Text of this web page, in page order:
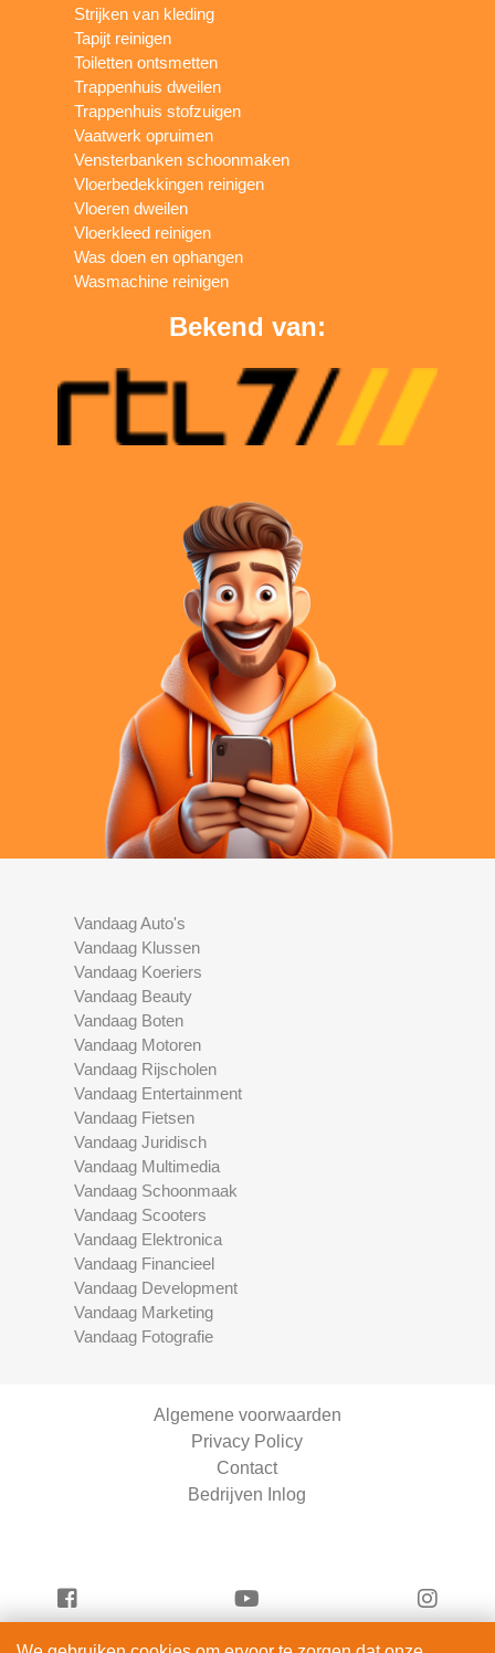
Strijken van kleding
Tapijt reinigen
Toiletten ontsmetten
Trappenhuis dweilen
Trappenhuis stofzuigen
Vaatwerk opruimen
Vensterbanken schoonmaken
Vloerbedekkingen reinigen
Vloeren dweilen
Vloerkleed reinigen
Was doen en ophangen
Wasmachine reinigen
Bekend van:
Vandaag Auto's
Vandaag Klussen
Vandaag Koeriers
Vandaag Beauty
Vandaag Boten
Vandaag Motoren
Vandaag Rijscholen
Vandaag Entertainment
Vandaag Fietsen
Vandaag Juridisch
Vandaag Multimedia
Vandaag Schoonmaak
Vandaag Scooters
Vandaag Elektronica
Vandaag Financieel
Vandaag Development
Vandaag Marketing
Vandaag Fotografie
Algemene voorwaarden
Privacy Policy
Contact
Bedrijven Inlog